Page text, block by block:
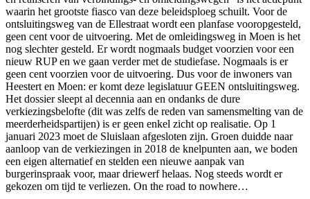
waarin het grootste fiasco van deze beleidsploeg schuilt. Voor de
ontsluitingsweg van de Ellestraat wordt een planfase vooropgesteld,
geen cent voor de uitvoering. Met de omleidingsweg in Moen is het
nog slechter gesteld. Er wordt nogmaals budget voorzien voor een
nieuw RUP en we gaan verder met de studiefase. Nogmaals is er
geen cent voorzien voor de uitvoering. Dus voor de inwoners van
Heestert en Moen: er komt deze legislatuur GEEN ontsluitingsweg.
Het dossier sleept al decennia aan en ondanks de dure
verkiezingsbelofte (dit was zelfs de reden van samensmelting van de
meerderheidspartijen) is er geen enkel zicht op realisatie. Op 1
januari 2023 moet de Sluislaan afgesloten zijn. Groen duidde naar
aanloop van de verkiezingen in 2018 de knelpunten aan, we boden
een eigen alternatief en stelden een nieuwe aanpak van
burgerinspraak voor, maar driewerf helaas. Nog steeds wordt er
gekozen om tijd te verliezen. On the road to nowhere…